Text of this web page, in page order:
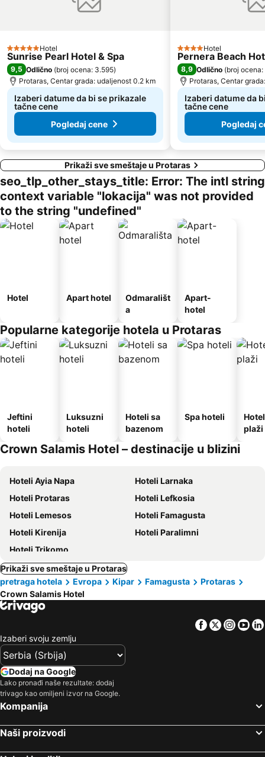
5 Zvezdice
Hotel
Sunrise Pearl Hotel & Spa
9,5 Odlično (broj ocena: 3.595)
Protaras, Centar grada: udaljenost 0.2 km
Izaberi datume da bi se prikazale
tačne cene
Pogledaj cene
4 Zvezdice
Hotel
Pernera Beach
8,9 Odlično (broj
Protaras, Centar
Izaberi datume da
tačne cene
Pogledaj
Prikaži sve smeštaje u Protaras
seo_tlp_other_stays_title: Error: The intl string
context variable "lokacija" was not provided
to the string "undefined"
Hotel Apart hotel
Odmarališt
a
Apart-
hotel
Popularne kategorije hotela u Protaras
Jeftini
hoteli
Luksuzni
hoteli
Hoteli sa
bazenom
Spa hoteli
plaži
Crown Salamis Hotel – destinacije u blizini
Hoteli Ayia Napa
Hoteli Larnaka
Hoteli Protaras
Hoteli Lefkosia
Hoteli Lemesos
Hoteli Famagusta
Hoteli Kirenija
Hoteli Paralimni
Hoteli Trikomo
Prikaži sve smeštaje u Protaras
pretraga hotela
Evropa Kipar Famagusta
Protaras
Crown Salamis Hotel
Facebook
Twitter
Izaberi svoju zemlju
Dodaj na Google
Lako pronađi naše rezultate: dodaj
trivago kao omiljeni izvor na Google.
Kompanija
Naši proizvodi